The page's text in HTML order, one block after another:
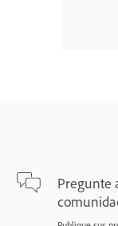
Pregunte